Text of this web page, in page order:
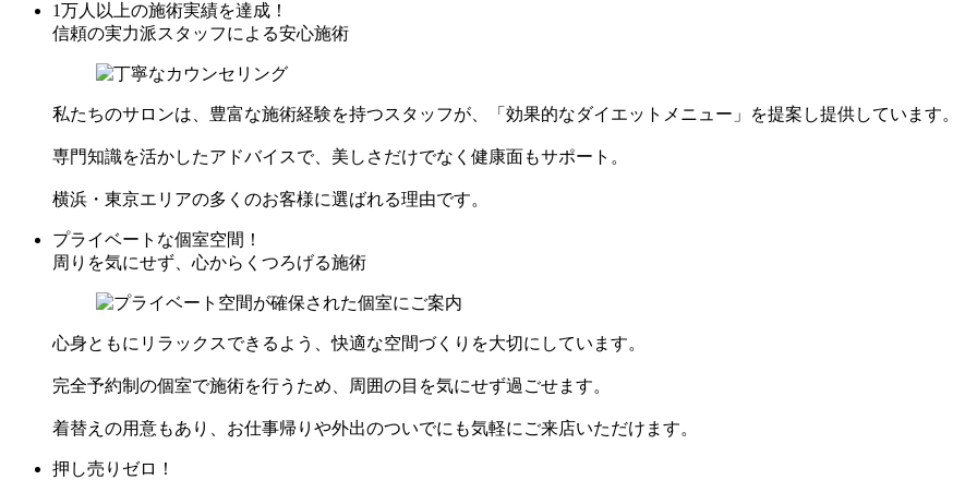
1万人以上の施術実績を達成！
信頼の実力派スタッフによる安心施術
私たちのサロンは、豊富な施術経験を持つスタッフが、「効果的なダイエットメニュー」を提案し提供しています。
専門知識を活かしたアドバイスで、美しさだけでなく健康面もサポート。
横浜・東京エリアの多くのお客様に選ばれる理由です。
プライベートな個室空間！
周りを気にせず、心からくつろげる施術
心身ともにリラックスできるよう、快適な空間づくりを大切にしています。
完全予約制の個室で施術を行うため、周囲の目を気にせず過ごせます。
着替えの用意もあり、お仕事帰りや外出のついでにも気軽にご来店いただけます。
押し売りゼロ！